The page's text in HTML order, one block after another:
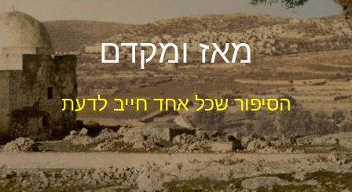
מאז ומקדם
הסיפור שכל אחד חייב לדעת